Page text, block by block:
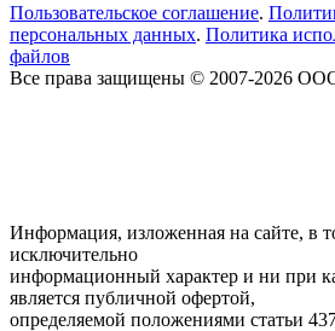
Пользовательское соглашение.
персональных данных. Политика
файлов
Все права защищены © 2007-2026
Информация, изложенная на сайте, в
исключительно
информационный характер и ни при
является публичной офертой,
определяемой положениями статьи